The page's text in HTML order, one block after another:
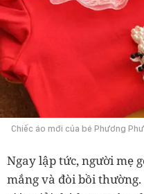
Chiếc áo mới của bé Phương
Ngay lập tức, người mẹ
mắng và đòi bồi